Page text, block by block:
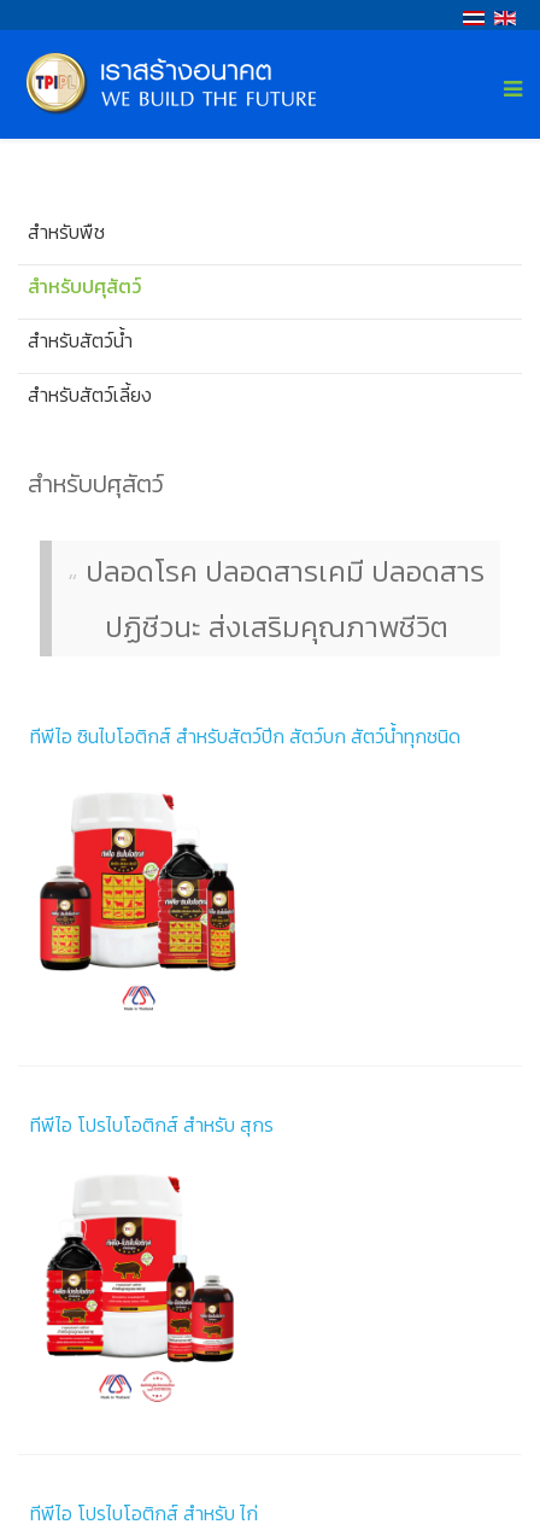
สำหรับพืช
สำหรับปศุสัตว์
สำหรับสัตว์น้ำ
สำหรับสัตว์เลี้ยง
สำหรับปศุสัตว์
ปลอดโรค ปลอดสารเคมี ปลอดสาร
ปฏิชีวนะ ส่งเสริมคุณภาพชีวิต
ทีพีไอ ซินไบโอติกส์ สำหรับสัตว์ปีก สัตว์บก สัตว์น้ำทุกชนิด
ทีพีไอ โปรไบโอติกส์ สำหรับ สุกร
ทีพีไอ โปรไบโอติกส์ สำหรับ ไก่